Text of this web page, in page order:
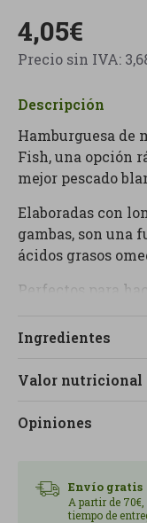
4,05€
Precio sin IVA:
Envío gratis
A partir de
tiempo de
Descripción
Hamburguesa de
Fish, una opción
mejor pescado
Elaboradas con
gambas, son una
ácidos grasos
Perfectos para
ligeramente
personas con
consumo.
Ingredientes
Valor nutricional
Opiniones